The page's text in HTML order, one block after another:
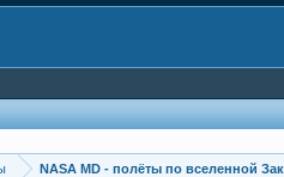
NASA MD - полёты по вселенной